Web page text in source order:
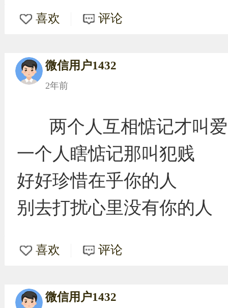
喜欢 评论
微信用户1432
2年前
两个人互相惦记才叫爱
一个人瞎惦记那叫犯贱
好好珍惜在乎你的人
别去打扰心里没有你的人 ​​​
喜欢 评论
微信用户1432